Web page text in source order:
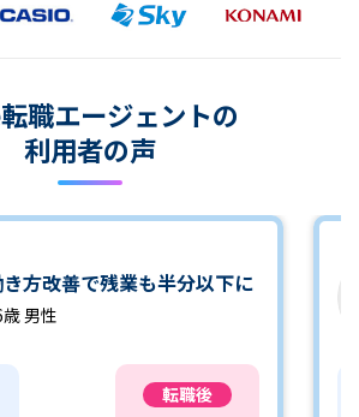
職エージェントの
利用者の声
方改善で残業も半分以下に
男性
転職後